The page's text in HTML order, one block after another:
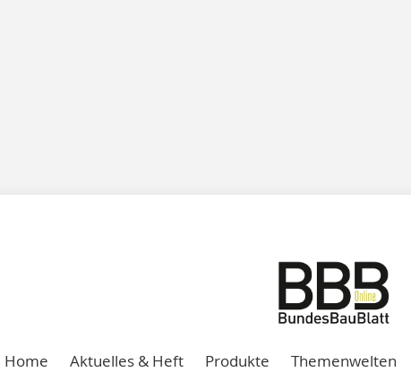
Home Aktuelles & Heft Produkte Themenwelten